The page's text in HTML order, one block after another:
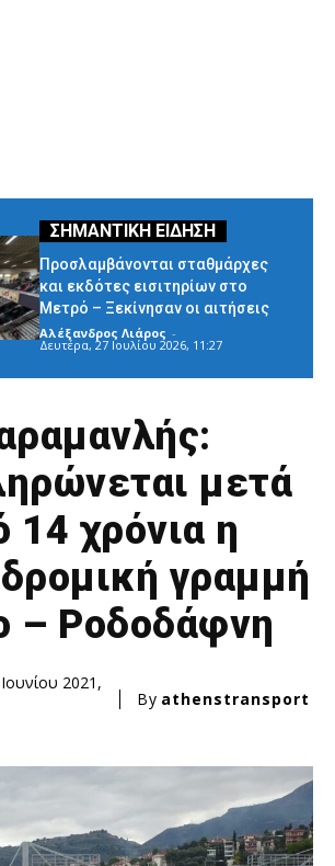
Προσλαμβάνονται σταθμάρχες
και εκδότες εισιτηρίων στο
Μετρό – Ξεκίνησαν οι αιτήσεις
Αλέξανδρος Λιάρος -
Δευτέρα, 27 Ιουλίου 2026, 11:27
μετά
14 χρόνια η
γραμμή
– Ροδοδάφνη
2021,
By athenstransport